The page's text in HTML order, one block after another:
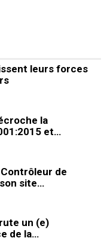
leurs forces
la
et…
de
site…
un (e)
de la…